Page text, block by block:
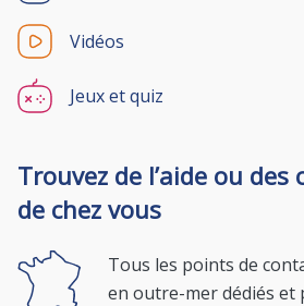
Vidéos
Jeux et quiz
Trouvez de l’aide ou des
de chez vous
Tous les points de
en outre-mer dédiés et